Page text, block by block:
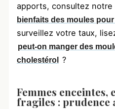
apports, consultez notre
bienfaits des moules
surveillez votre taux,
peut-on manger des
cholestérol
?
Femmes enceintes,
fragiles : prudence